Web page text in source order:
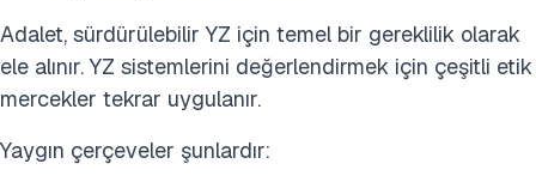
Adalet, sürdürülebilir YZ için temel bir gereklilik olarak
ele alınır. YZ sistemlerini değerlendirmek için çeşitli etik
mercekler tekrar uygulanır.
Yaygın çerçeveler şunlardır: